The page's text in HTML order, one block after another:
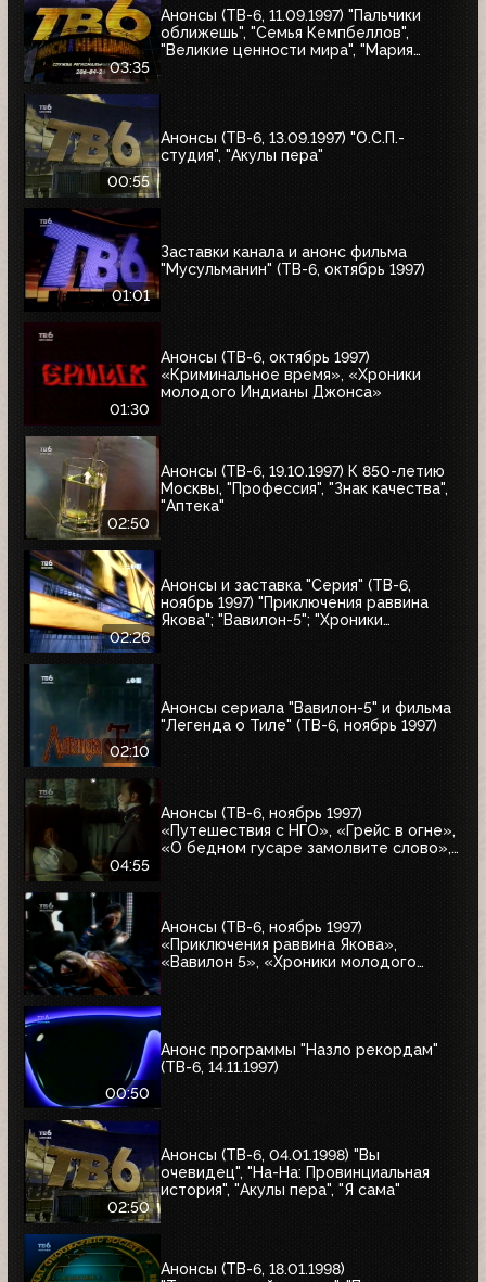
03:35
Анонсы (ТВ-6, 11.09.1997) "Пальчики
оближешь", "Семья Кемпбеллов",
"Великие ценности мира", "Мария
00:55
Анонсы (ТВ-6, 13.09.1997) "О.С.П.-
студия", "Акулы пера"
01:01
Заставки канала и анонс фильма
"Мусульманин" (ТВ-6, октябрь 1997)
01:30
Анонсы (ТВ-6, октябрь 1997)
«Криминальное время», «Хроники
молодого Индианы Джонса»
02:50
Анонсы (ТВ-6, 19.10.1997) К 850-летию
Москвы, "Профессия", "Знак качества",
"Аптека"
02:26
Анонсы и заставка "Серия" (ТВ-6,
ноябрь 1997) "Приключения раввина
Якова"; "Вавилон-5"; "Хроники
02:10
Анонсы сериала "Вавилон-5" и фильма
"Легенда о Тиле" (ТВ-6, ноябрь 1997)
04:55
Анонсы (ТВ-6, ноябрь 1997)
«Путешествия с НГО», «Грейс в огне»,
«О бедном гусаре замолвите слово»,
Анонсы (ТВ-6, ноябрь 1997)
«Приключения раввина Якова»,
«Вавилон 5», «Хроники молодого
00:50
Анонс программы "Назло рекордам"
(ТВ-6, 14.11.1997)
02:50
Анонсы (ТВ-6, 04.01.1998) "Вы
очевидец", "На-На: Провинциальная
история", "Акулы пера", "Я сама"
Анонсы (ТВ-6, 18.01.1998)